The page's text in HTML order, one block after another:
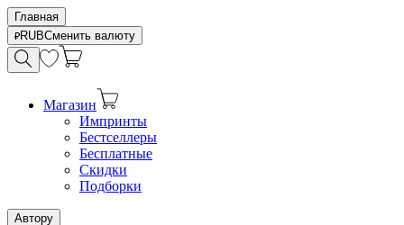
Главная
RUBСменить валюту
Магазин
Импринты
Бестселлеры
Бесплатные
Скидки
Подборки
Автору